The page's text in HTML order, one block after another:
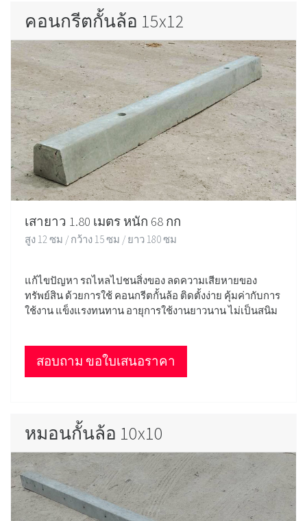
คอนกรีตกั้นล้อ 15x12
เสายาว 1.80 เมตร หนัก 68 กก
สูง 12 ซม / กว้าง 15 ซม / ยาว 180 ซม
แก้ไขปัญหา รถไหลไปชนสิ่งของ ลดความเสียหายของ
ทรัพย์สิน ด้วยการใช้ คอนกรีตกั้นล้อ ติดตั้งง่าย คุ้มค่ากับการ
ใช้งาน แข็งแรงทนทาน อายุการใช้งานยาวนาน ไม่เป็นสนิม
สอบถาม ขอใบเสนอราคา
หมอนกั้นล้อ 10x10